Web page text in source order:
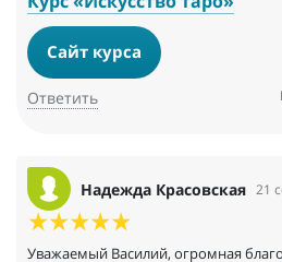
Сайт курса
Ответить
Надежда Красовская 21
Уважаемый Василий, огромная